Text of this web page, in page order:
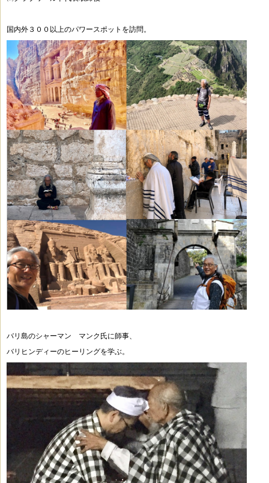
国内外３００以上のパワースポットを訪問。
バリ島のシャーマン マンク氏に師事、
バリヒンディーのヒーリングを学ぶ。